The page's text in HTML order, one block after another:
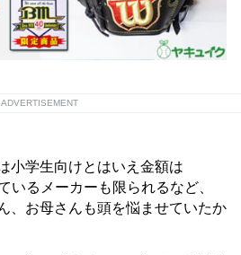
ADVERTISEMENT
小学生向けとはいえ金額は
いるメーカーも限られるなど、
、お母さんも頭を悩ませていたか